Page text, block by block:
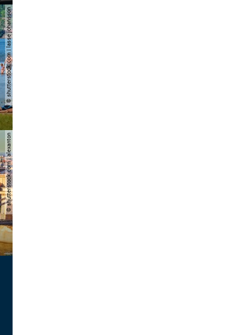
© shutterstock.com | lasse johansson
© shutterstock.com | alexanton